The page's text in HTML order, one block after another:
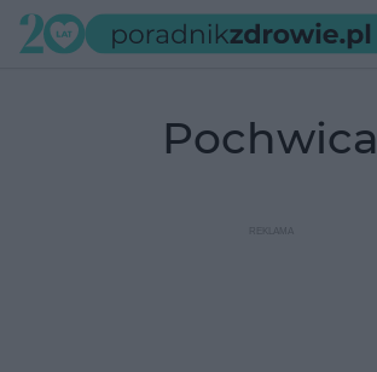
pochwica